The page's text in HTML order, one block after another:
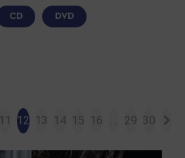
CD DVD
11 12 13 14 15 16 29 30